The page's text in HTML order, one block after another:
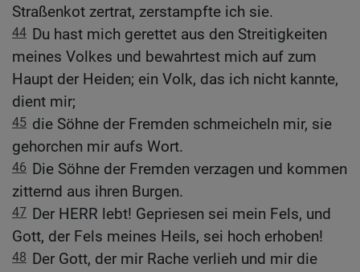
Straßenkot zertrat, zerstampfte ich sie.
44 Du hast mich gerettet aus den Streitigkeiten
meines Volkes und bewahrtest mich auf zum
Haupt der Heiden; ein Volk, das ich nicht kannte,
dient mir;
45 die Söhne der Fremden schmeicheln mir, sie
gehorchen mir aufs Wort.
46 Die Söhne der Fremden verzagen und kommen
zitternd aus ihren Burgen.
47 Der HERR lebt! Gepriesen sei mein Fels, und
Gott, der Fels meines Heils, sei hoch erhoben!
48 Der Gott, der mir Rache verlieh und mir die